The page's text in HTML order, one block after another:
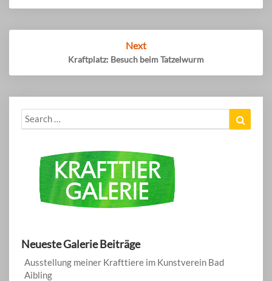
Next
Kraftplatz: Besuch beim Tatzelwurm
Search
for:
Neueste Galerie Beiträge
Ausstellung meiner Krafttiere im Kunstverein Bad
Aibling